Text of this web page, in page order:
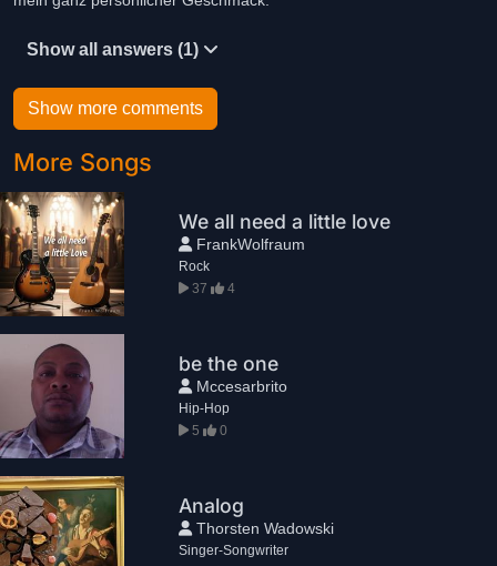
Show all answers (1)
Show more comments
More Songs
We all need a little love
FrankWolfraum
Rock
37
4
be the one
Mccesarbrito
Hip-Hop
5
0
Analog
Thorsten Wadowski
Singer-Songwriter